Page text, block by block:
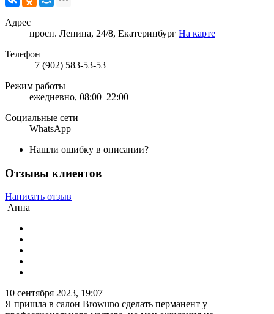
Адрес
просп. Ленина, 24/8, Екатеринбург На карте
Телефон
+7 (902) 583-53-53
Режим работы
ежедневно, 08:00–22:00
Социальные сети
WhatsApp
Нашли ошибку в описании?
Отзывы клиентов
Написать отзыв
Анна
10 сентября 2023, 19:07
Я пришла в салон Browuno сделать перманент у